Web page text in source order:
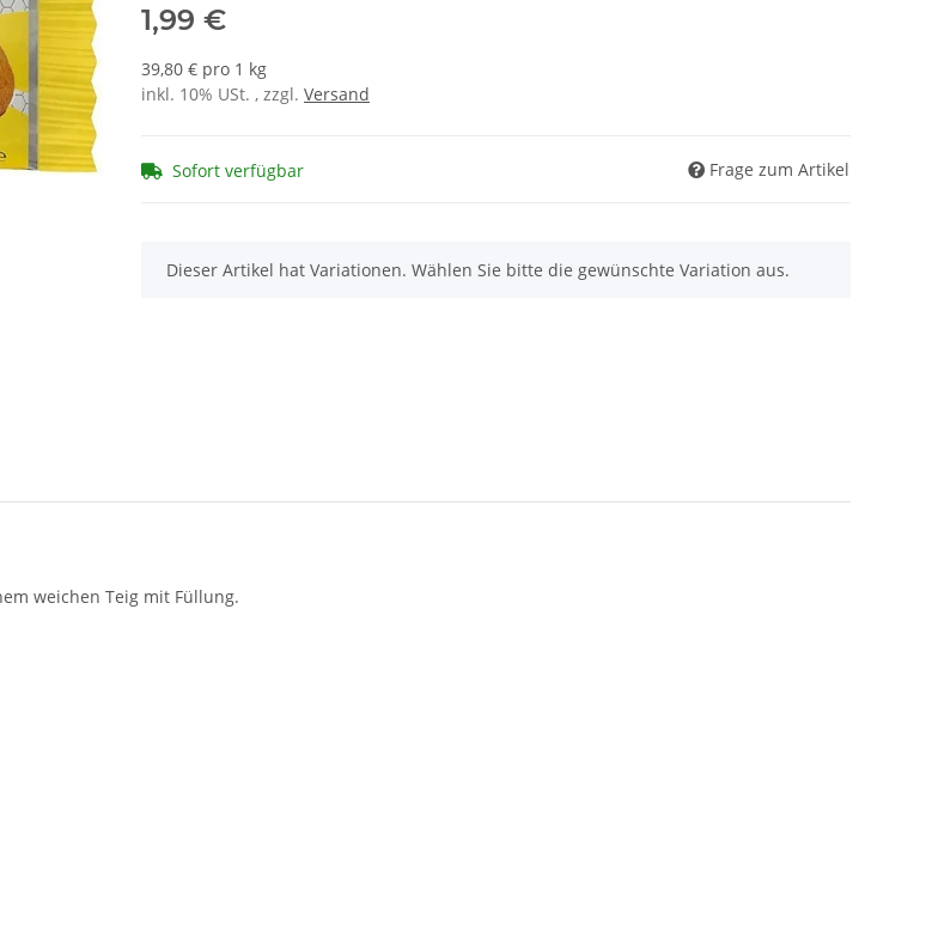
1,99 €
39,80 € pro 1 kg
inkl. 10% USt. , zzgl. Versand
Sofort verfügbar Frage zum Artikel
x
Dieser Artikel hat Variationen. Wählen Sie bitte die gewünschte Variation aus.
weichen Teig mit Füllung.